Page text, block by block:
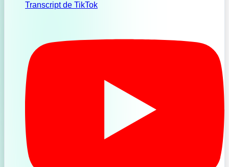
Transcript de TikTok